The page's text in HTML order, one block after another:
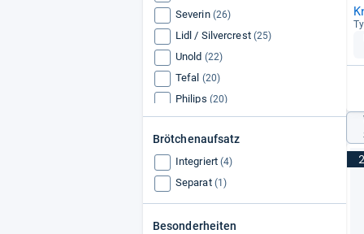
Severin (26)
Lidl / Silvercrest (25)
Unold (22)
Tefal (20)
Philips (20)
WMF (19)
AEG (17)
Cloer (16)
Brötchenaufsatz
Integriert (4)
Separat (1)
Besonderheiten
2